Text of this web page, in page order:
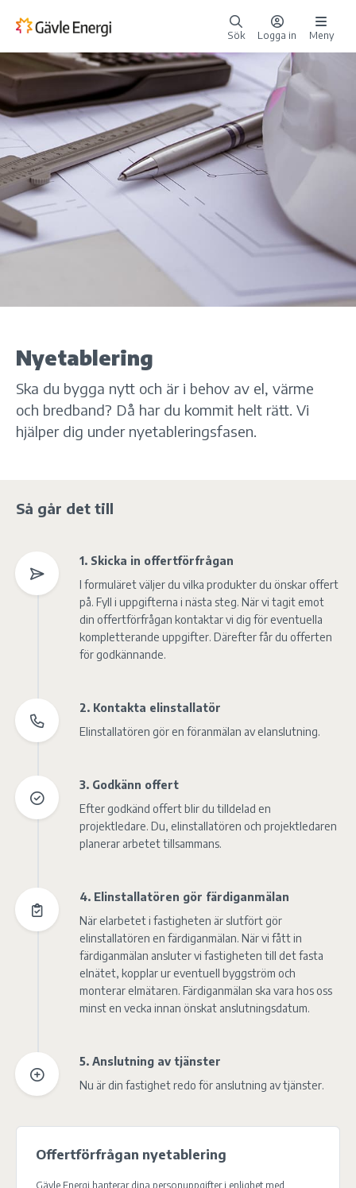
Sök Logga in Meny
Nyetablering
Ska du bygga nytt och är i behov av el, värme
och bredband? Då har du kommit helt rätt. Vi
hjälper dig under nyetableringsfasen.
Offertförfrågan nyetablering
Gävle Energi hanterar dina personuppgifter i enlighet med
Så går det till
1. Skicka in offertförfrågan
I formuläret väljer du vilka produkter du önskar offert
på. Fyll i uppgifterna i nästa steg. När vi tagit emot
din offertförfrågan kontaktar vi dig för eventuella
kompletterande uppgifter. Därefter får du offerten
för godkännande.
2. Kontakta elinstallatör
Elinstallatören gör en föranmälan av elanslutning.
3. Godkänn offert
Efter godkänd offert blir du tilldelad en
projektledare. Du, elinstallatören och projektledaren
planerar arbetet tillsammans.
4. Elinstallatören gör färdiganmälan
När elarbetet i fastigheten är slutfört gör
elinstallatören en färdiganmälan. När vi fått in
färdiganmälan ansluter vi fastigheten till det fasta
elnätet, kopplar ur eventuell byggström och
monterar elmätaren. Färdiganmälan ska vara hos oss
minst en vecka innan önskat anslutningsdatum.
5. Anslutning av tjänster
Nu är din fastighet redo för anslutning av tjänster.